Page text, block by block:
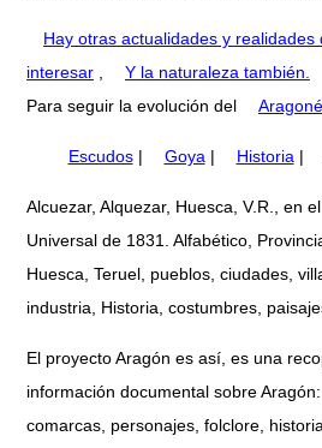
Hay otras actualidades y
interesar ,
Y la naturaleza también.
Para seguir la evolución del
Escudos| Goya| Historia|
Alcuezar, Alquezar, Huesca, V.R., en
Universal de 1831. Alfabético,
Huesca, Teruel, pueblos, ciudades,
industria, Historia, costumbres,
El proyecto Aragón es así, es una
información documental sobre
comarcas, personajes, folclore,